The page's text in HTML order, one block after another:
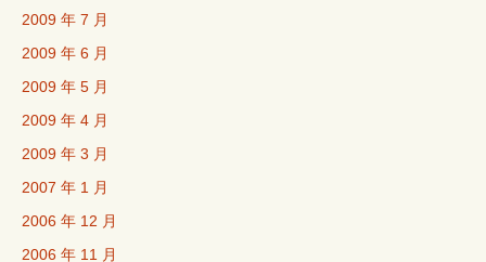
2009 年 7 月
2009 年 6 月
2009 年 5 月
2009 年 4 月
2009 年 3 月
2007 年 1 月
2006 年 12 月
2006 年 11 月